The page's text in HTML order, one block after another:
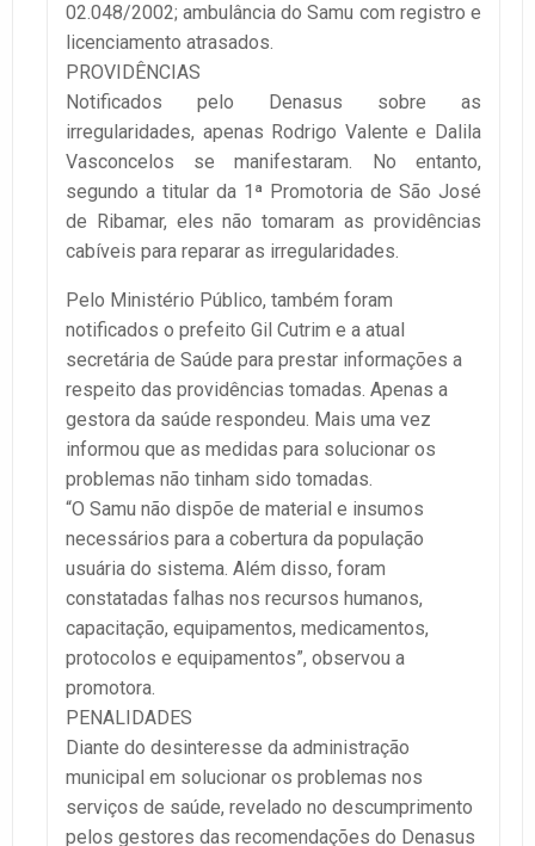
02.048/2002; ambulância do Samu com registro e
licenciamento atrasados.
PROVIDÊNCIAS
Notificados pelo Denasus sobre as
irregularidades, apenas Rodrigo Valente e Dalila
Vasconcelos se manifestaram. No entanto,
segundo a titular da 1ª Promotoria de São José
de Ribamar, eles não tomaram as providências
cabíveis para reparar as irregularidades.
Pelo Ministério Público, também foram
notificados o prefeito Gil Cutrim e a atual
secretária de Saúde para prestar informações a
respeito das providências tomadas. Apenas a
gestora da saúde respondeu. Mais uma vez
informou que as medidas para solucionar os
problemas não tinham sido tomadas.
“O Samu não dispõe de material e insumos
necessários para a cobertura da população
usuária do sistema. Além disso, foram
constatadas falhas nos recursos humanos,
capacitação, equipamentos, medicamentos,
protocolos e equipamentos”, observou a
promotora.
PENALIDADES
Diante do desinteresse da administração
municipal em solucionar os problemas nos
serviços de saúde, revelado no descumprimento
pelos gestores das recomendações do Denasus